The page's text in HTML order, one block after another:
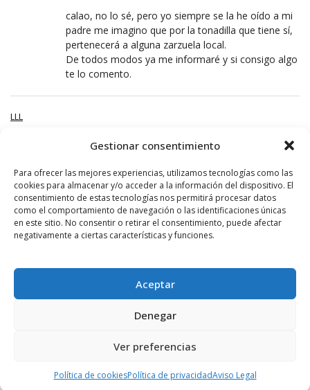
Gestionar consentimiento
Para ofrecer las mejores experiencias, utilizamos tecnologías como las
cookies para almacenar y/o acceder a la información del dispositivo. El
consentimiento de estas tecnologías nos permitirá procesar datos
como el comportamiento de navegación o las identificaciones únicas
en este sitio. No consentir o retirar el consentimiento, puede afectar
negativamente a ciertas características y funciones.
Aceptar
Denegar
Ver preferencias
Política de cookiesPolítica de privacidadAviso Legal
calao, no lo sé, pero yo siempre se la he oído a mi
padre me imagino que por la tonadilla que tiene sí,
pertenecerá a alguna zarzuela local.
De todos modos ya me informaré y si consigo algo
te lo comento.
LLL
El responsable de Sufi basante tiene con la gestión
deportiva…
ANGUCIANA
27 AGOSTO, 2011 AT 07:21
MAS, Y POR LO QUE PARECE ULTIMAMENTE NO
HACE MAL……..HARO ESTA MUY SUCIO
27 AGOSTO, 2011 AT 10:38